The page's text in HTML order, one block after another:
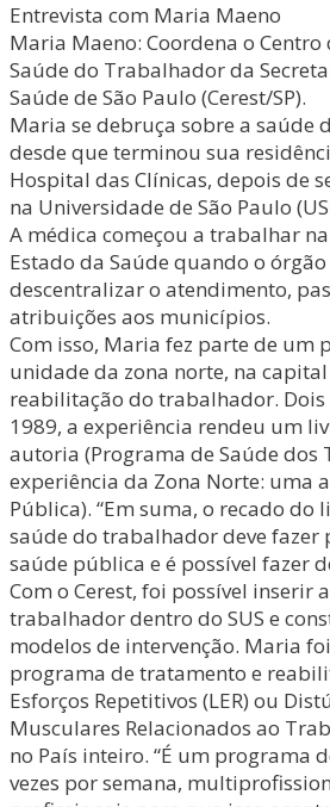
Entrevista com Maria Maeno
Maria Maeno: Coordena o Centro
Saúde do Trabalhador da
Saúde de São Paulo (Cerest/SP).
Maria se debruça sobre a saúde
desde que terminou sua
Hospital das Clínicas, depois de
na Universidade de São Paulo
A médica começou a trabalhar
Estado da Saúde quando o órgão
descentralizar o atendimento,
atribuições aos municípios.
Com isso, Maria fez parte de um
unidade da zona norte, na
reabilitação do trabalhador. Dois
1989, a experiência rendeu um
autoria (Programa de Saúde dos
experiência da Zona Norte: uma
Pública). “Em suma, o recado do
saúde do trabalhador deve fazer
saúde pública e é possível fazer
Com o Cerest, foi possível inserir
trabalhador dentro do SUS e
modelos de intervenção. Maria
programa de tratamento e
Esforços Repetitivos (LER) ou
Musculares Relacionados ao
no País inteiro. “É um programa
vezes por semana,